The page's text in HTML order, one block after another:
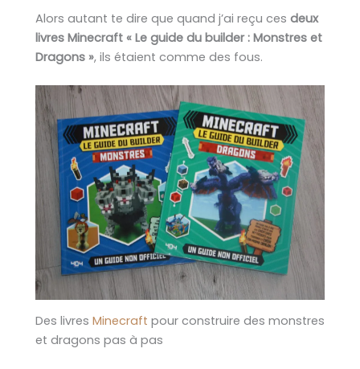
Alors autant te dire que quand j’ai reçu ces deux
livres Minecraft « Le guide du builder : Monstres et
Dragons », ils étaient comme des fous.
Des livres Minecraft pour construire des monstres
et dragons pas à pas